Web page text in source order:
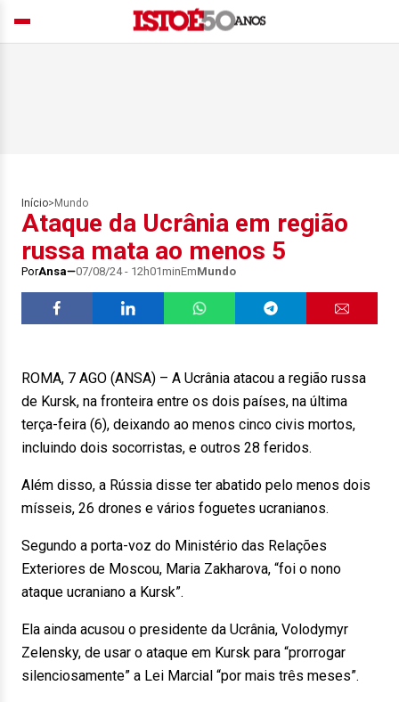
Início> Mundo
Ataque da Ucrânia em região
russa mata ao menos 5
PorAnsa 07/08/24 - 12h01minEmMundo
ROMA, 7 AGO (ANSA) – A Ucrânia atacou a região russa
de Kursk, na fronteira entre os dois países, na última
terça-feira (6), deixando ao menos cinco civis mortos,
incluindo dois socorristas, e outros 28 feridos.
Além disso, a Rússia disse ter abatido pelo menos dois
mísseis, 26 drones e vários foguetes ucranianos.
Segundo a porta-voz do Ministério das Relações
Exteriores de Moscou, Maria Zakharova, “foi o nono
ataque ucraniano a Kursk”.
Ela ainda acusou o presidente da Ucrânia, Volodymyr
Zelensky, de usar o ataque em Kursk para “prorrogar
silenciosamente” a Lei Marcial “por mais três meses”.